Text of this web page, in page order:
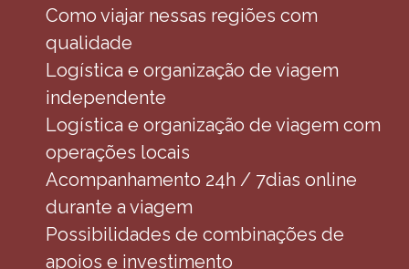
Como viajar nessas regiões com
qualidade
Logística e organização de viagem
independente
Logística e organização de viagem com
operações locais
Acompanhamento 24h / 7dias online
durante a viagem
Possibilidades de combinações de
apoios e investimento